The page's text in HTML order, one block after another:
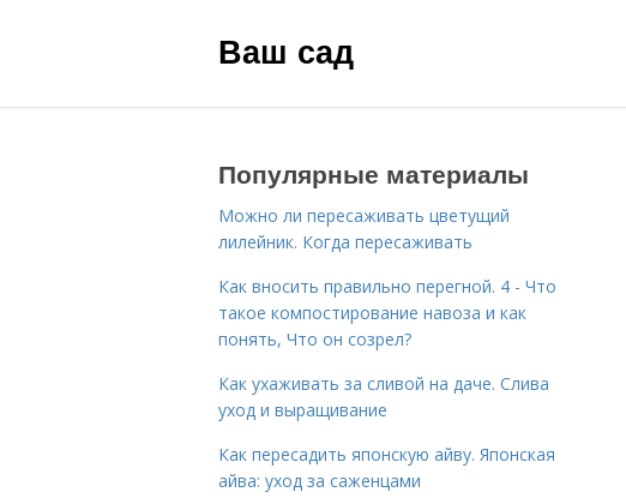
Ваш сад
Популярные материалы
Можно ли пересаживать цветущий
лилейник. Когда пересаживать
Как вносить правильно перегной. 4 - Что
такое компостирование навоза и как
понять, Что он созрел?
Как ухаживать за сливой на даче. Слива
уход и выращивание
Как пересадить японскую айву. Японская
айва: уход за саженцами